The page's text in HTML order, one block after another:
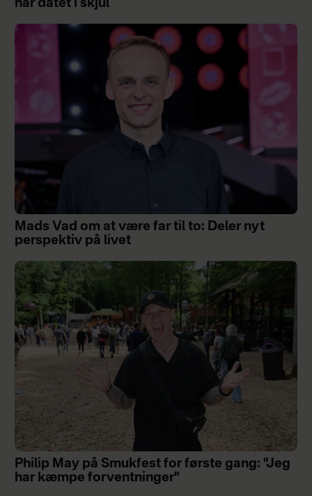
har datet i skjul
Mads Vad om at være far til to: Deler nyt
perspektiv på livet
Philip May på Smukfest for første gang: "Jeg
har kæmpe forventninger"